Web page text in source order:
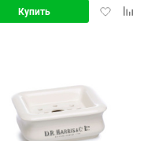
Купить